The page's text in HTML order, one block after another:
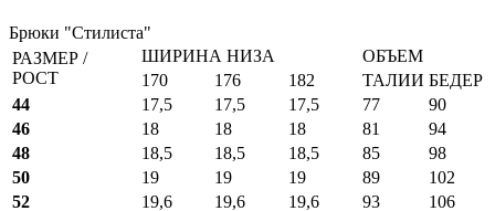
Брюки "Стилиста"
РАЗМЕР /
РОСТ
ШИРИНА НИЗА
ОБЪЕМ
170
176 182 ТАЛИИ БЕДЕР
44
17,5 17,5 17,5 77
90
46
18 18 18 81
94
48
18,5 18,5 18,5 85
98
50
19 19 19 89
102
52
19,6 19,6 19,6 93 106